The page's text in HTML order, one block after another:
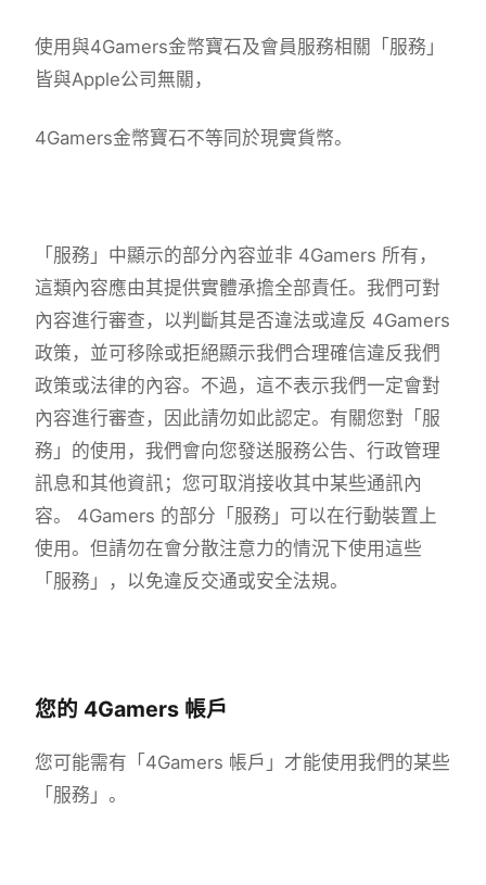
使用與4Gamers金幣寶石及會員服務相關「服務」
皆與Apple公司無關，
4Gamers金幣寶石不等同於現實貨幣。
「服務」中顯示的部分內容並非 4Gamers 所有，
這類內容應由其提供實體承擔全部責任。我們可對
內容進行審查，以判斷其是否違法或違反 4Gamers
政策，並可移除或拒絕顯示我們合理確信違反我們
政策或法律的內容。不過，這不表示我們一定會對
內容進行審查，因此請勿如此認定。有關您對「服
務」的使用，我們會向您發送服務公告、行政管理
訊息和其他資訊；您可取消接收其中某些通訊內
容。 4Gamers 的部分「服務」可以在行動裝置上
使用。但請勿在會分散注意力的情況下使用這些
「服務」，以免違反交通或安全法規。
您的 4Gamers 帳戶
您可能需有「4Gamers 帳戶」才能使用我們的某些
「服務」。